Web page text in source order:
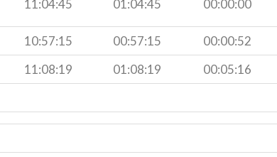
11:04:45 01:04:45 00:00:00
10:57:15 00:57:15
00:00:52
11:08:19 01:08:19
00:05:16